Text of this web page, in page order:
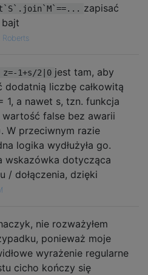
(test
zapisać
Roberts
z=-1+s/2|0 jest tam, aby
dodatnią liczbę całkowitą
1, a nawet s, tzn. funkcja
wartość false bez awarii
W przeciwnym razie
logika wydłużyła go.
wskazówka dotycząca
/ dołączenia, dzięki
nie rozważyłem
ponieważ moje
wyrażenie regularne
cicho kończy się